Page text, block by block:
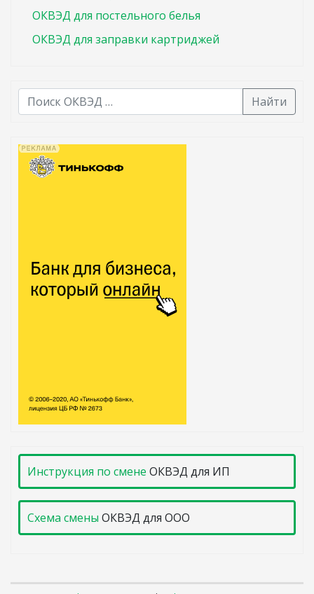
ОКВЭД для постельного белья
ОКВЭД для заправки картриджей
Найти
В списке найденных результатов используйте
Инструкция по смене ОКВЭД для ИП
Схема смены ОКВЭД для ООО